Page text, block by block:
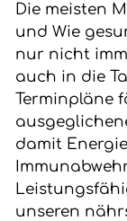
Die meisten
und Wie
nur nicht
auch in die
Terminpläne
damit
unseren